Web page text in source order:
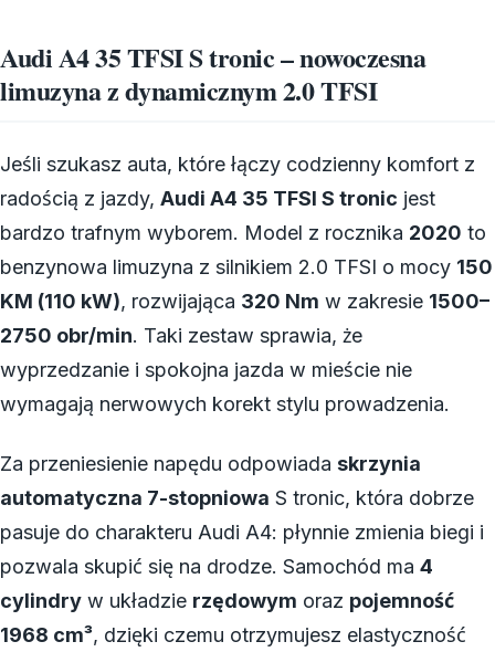
Audi A4 35 TFSI S tronic – nowoczesna
limuzyna z dynamicznym 2.0 TFSI
Jeśli szukasz auta, które łączy codzienny komfort z
radością z jazdy, Audi A4 35 TFSI S tronic jest
bardzo trafnym wyborem. Model z rocznika 2020 to
benzynowa limuzyna z silnikiem 2.0 TFSI o mocy 150
KM (110 kW), rozwijająca 320 Nm w zakresie 1500–
2750 obr/min. Taki zestaw sprawia, że
wyprzedzanie i spokojna jazda w mieście nie
wymagają nerwowych korekt stylu prowadzenia.
Za przeniesienie napędu odpowiada skrzynia
automatyczna 7-stopniowa S tronic, która dobrze
pasuje do charakteru Audi A4: płynnie zmienia biegi i
pozwala skupić się na drodze. Samochód ma 4
cylindry w układzie rzędowym oraz pojemność
1968 cm³, dzięki czemu otrzymujesz elastyczność